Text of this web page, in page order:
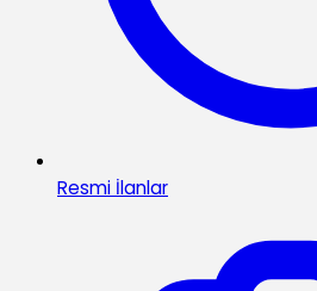
Resmi İlanlar